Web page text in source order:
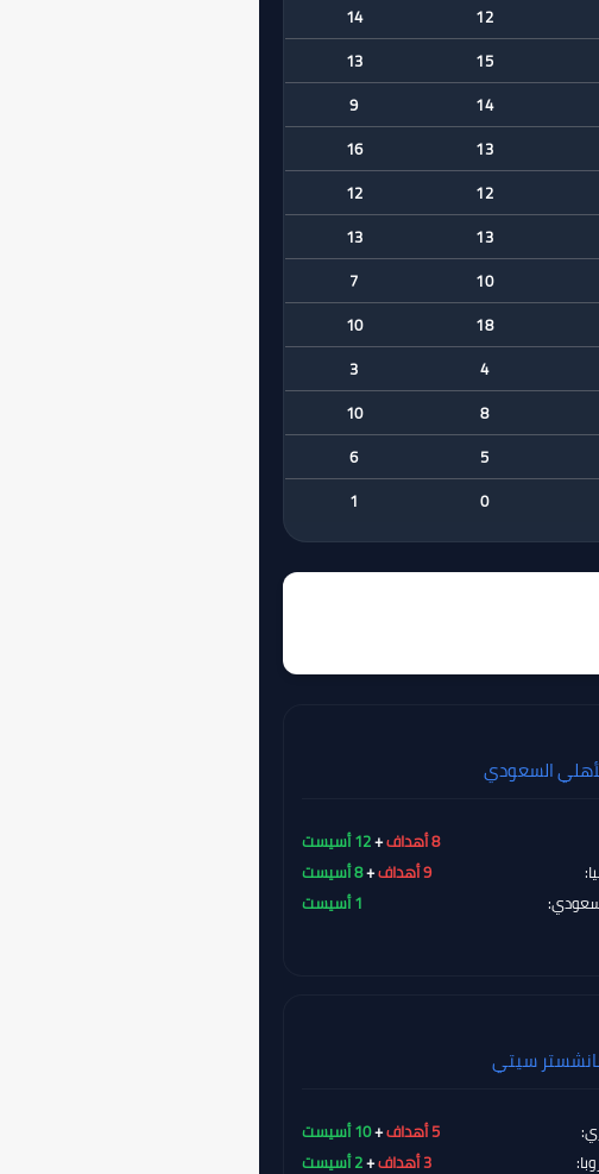
12
14
15
13
14
9
13
16
12
12
13
13
10
7
18
10
4
3
8
10
5
6
0
1
8 أهداف +12 أسيست
9 أهداف +8 أسيست
1 أسيست
5 أهداف +10 أسيست
3 أهداف +2 أسيست